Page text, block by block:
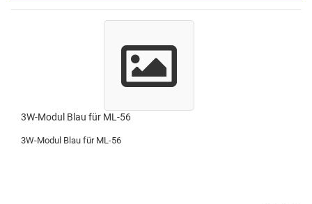
3W-Modul Blau für ML-56
3W-Modul Blau für ML-56